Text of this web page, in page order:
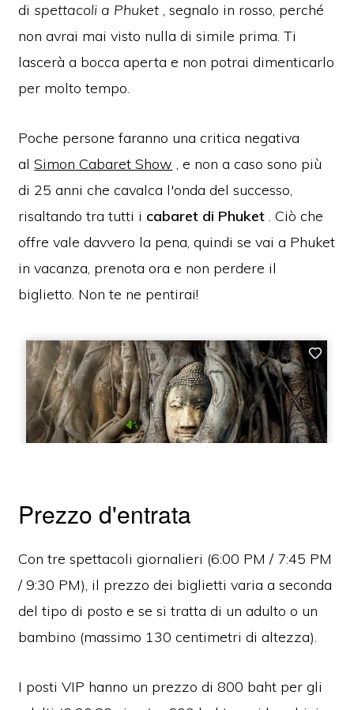
dispettacoli a Phuket , segnalo in rosso, perché
non avrai mai visto nulla di simile prima.Ti
lascerà a bocca aperta e non potrai dimenticarlo
per molto tempo.
Poche persone faranno una critica negativa
alSimon Cabaret Show , e non a caso sono più
di 25 anni che cavalca l'onda del successo,
risaltando tra tutti i cabaret di Phuket .Ciò che
offre vale davvero la pena, quindi se vai a Phuket
in vacanza, prenota ora e non perdere il
biglietto. Non te ne pentirai!
Prezzo d'entrata
Con tre spettacoli giornalieri (6:00 PM / 7:45 PM
/ 9:30 PM), il prezzo dei biglietti varia a seconda
del tipo di posto e se si tratta di un adulto o un
bambino (massimo 130 centimetri di altezza).
I posti VIP hanno un prezzo di 800 baht per gli